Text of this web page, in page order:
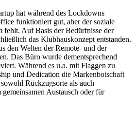
hat während des Lockdowns
funktioniert gut, aber der soziale
fehlt. Auf Basis der Bedürfnisse der
das Klubhauskonzept entstanden.
den Welten der Remote- und der
Das Büro wurde dementsprechend
Während es u.a. mit Flaggen zu
und Dedication die Markenbotschaft
Rückzugsorte als auch
Austausch oder für